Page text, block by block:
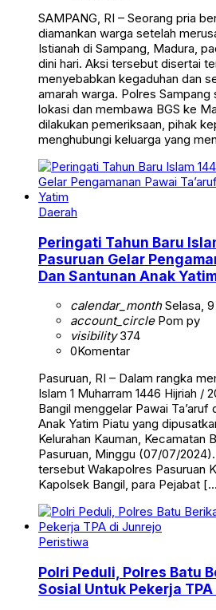
​SAMPANG, RI – Seorang pria
diamankan warga setelah
Istianah di Sampang, Madura,
dini hari. Aksi tersebut disertai
menyebabkan kegaduhan dan
amarah warga. ​​Polres
lokasi dan membawa BGS ke
dilakukan pemeriksaan, pihak
menghubungi keluarga yang
Daerah
Peringati Tahun Baru
Pasuruan Gelar
Dan Santunan Anak
calendar_monthSelasa,
account_circlePom py
visibility374
0Komentar
Pasuruan, RI – Dalam rangka
Islam 1 Muharram 1446 Hijriah /
Bangil menggelar Pawai Ta’aruf
Anak Yatim Piatu yang
Kelurahan Kauman, Kecamatan
Pasuruan, Minggu (07/07/
tersebut Wakapolres Pasuruan
Kapolsek Bangil, para Pejabat
Peristiwa
Polri Peduli, Polres Batu
Sosial Untuk Pekerja